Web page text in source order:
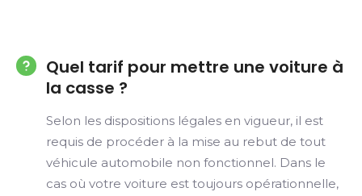
Quel tarif pour mettre une voiture à
la casse ?
Selon les dispositions légales en vigueur, il est
requis de procéder à la mise au rebut de tout
véhicule automobile non fonctionnel. Dans le
cas où votre voiture est toujours opérationnelle,